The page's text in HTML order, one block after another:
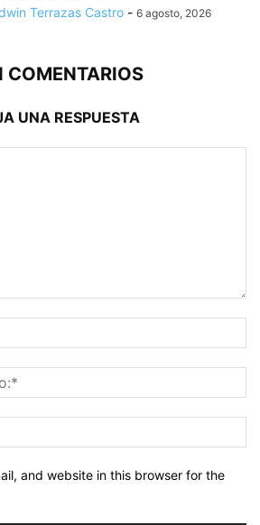
Terrazas Castro - 6 agosto, 2026
COMENTARIOS
UNA RESPUESTA
and website in this browser for the